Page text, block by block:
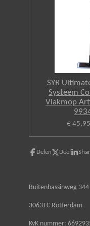
SYR
Systeem
Vlakmop
€ 45,95
Delen Deel
Buitenbassinweg 344
3063TC Rotterdam
KvK nummer: